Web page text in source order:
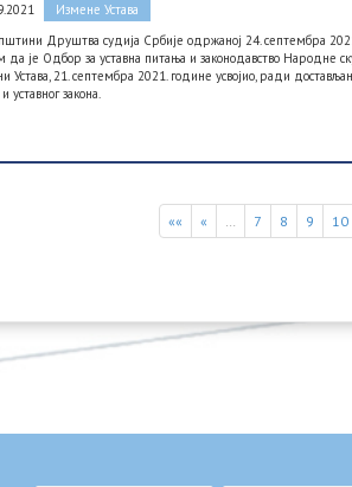
Измене Устава
Друштва судија Србије одржаној 24. септембра
да је Одбор за уставна питања и законодавство Народне
Устава, 21. септембра 2021. године усвојио, ради
уставног закона.
«« « … 7 8 9 10